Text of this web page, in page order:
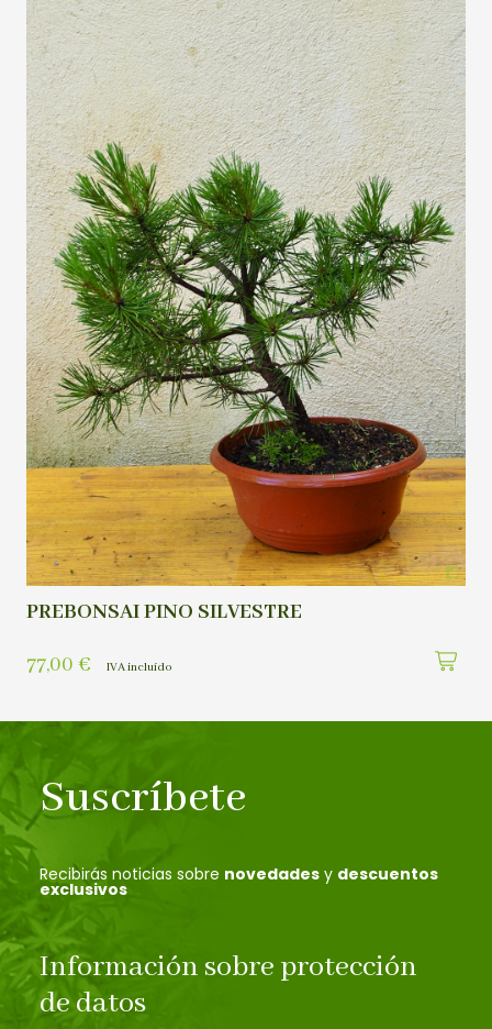
PREBONSAI PINO SILVESTRE
77,00 € IVA incluído
Suscríbete
Recibirás noticias sobre novedades y descuentos
exclusivos
Información sobre protección
de datos